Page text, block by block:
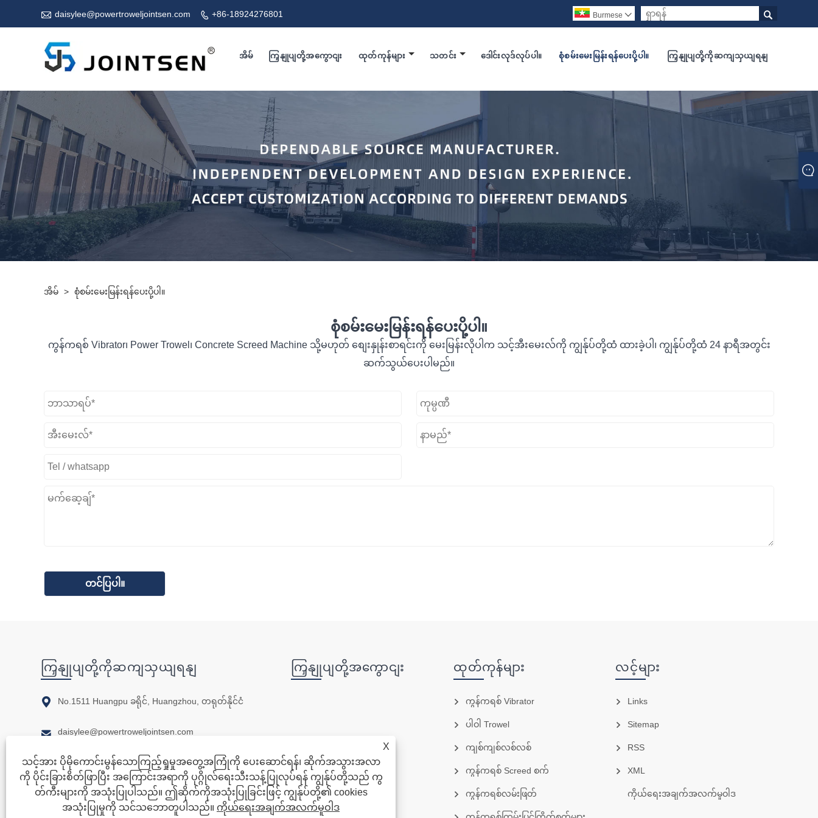
 daisylee@powertroweljointsen.com  +86-18924276801 
Burmese 
အိမ် ကြှနျုပျတို့အကွောငျး ထုတ်ကုန်များ သတင်း ဒေါင်းလုဒ်လုပ်ပါ။ စုံစမ်းမေးမြန်းရန်ပေးပို့ပါ။ ကြှနျုပျတို့ကိုဆကျသှယျရနျ
အိမ် > စုံစမ်းမေးမြန်းရန်ပေးပို့ပါ။
စုံစမ်းမေးမြန်းရန်ပေးပို့ပါ။
ကွန်ကရစ် Vibrator၊ Power Trowel၊ Concrete Screed Machine သို့မဟုတ် စျေးနှုန်းစာရင်းကို မေးမြန်းလိုပါက သင့်အီးမေးလ်ကို ကျွန်ုပ်တို့ထံ ထားခဲ့ပါ၊ ကျွန်ုပ်တို့ထံ 24 နာရီအတွင်း
ဆက်သွယ်ပေးပါမည်။
X
သင့်အား ပိုမိုကောင်းမွန်သောကြည့်ရှုမှုအတွေ့အကြုံကို ပေးဆောင်ရန်၊ ဆိုက်အသွားအလာ
ကို ပိုင်းခြားစိတ်ဖြာပြီး အကြောင်းအရာကို ပုဂ္ဂိုလ်ရေးသီးသန့်ပြုလုပ်ရန် ကျွန်ုပ်တို့သည် ကွ
တ်ကီးများကို အသုံးပြုပါသည်။ ဤဆိုက်ကိုအသုံးပြုခြင်းဖြင့် ကျွန်ုပ်တို့၏ cookies
အသုံးပြုမှုကို သင်သဘောတူပါသည်။ ကိုယ်ရေးအချက်အလက်မူဝါဒ
ကြှနျုပျတို့ကိုဆကျသှယျရနျ
 No.1511 Huangpu ခရိုင်, Huangzhou, တရုတ်နိုင်ငံ
 daisylee@powertroweljointsen.com
 +86-18924276801
ကြှနျုပျတို့အကွောငျး ထုတ်ကုန်များ
ကွန်ကရစ် Vibrator
ပါဝါ Trowel
ကျစ်ကျစ်လစ်လစ်
ကွန်ကရစ် Screed စက်
ကွန်ကရစ်လမ်းဖြတ်
လင့်များ
Links
Sitemap
RSS
XML
ကိုယ်ရေးအချက်အလက်မူဝါဒ